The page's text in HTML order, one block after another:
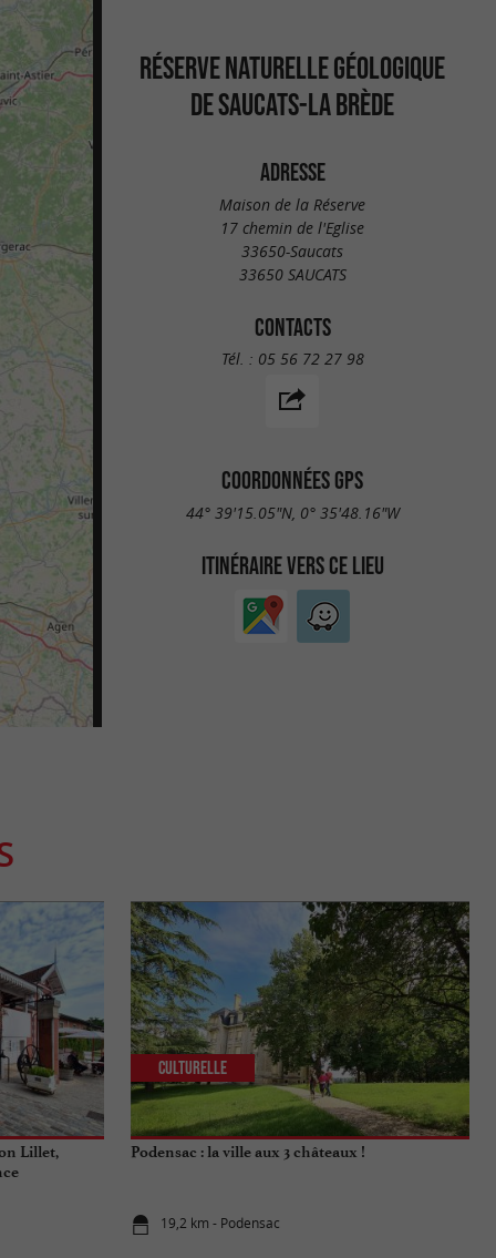
RÉSERVE NATURELLE GÉOLOGIQUE
DE SAUCATS-LA BRÈDE
ADRESSE
Maison de la Réserve
17 chemin de l'Eglise
33650-Saucats
33650 SAUCATS
CONTACTS
Tél. : 05 56 72 27 98
COORDONNÉES GPS
44° 39'15.05"N, 0° 35'48.16"W
ITINÉRAIRE VERS CE LIEU
Lillet,
Podensac : la ville aux 3 châteaux !
19,2 km - Podensac
Culturelle